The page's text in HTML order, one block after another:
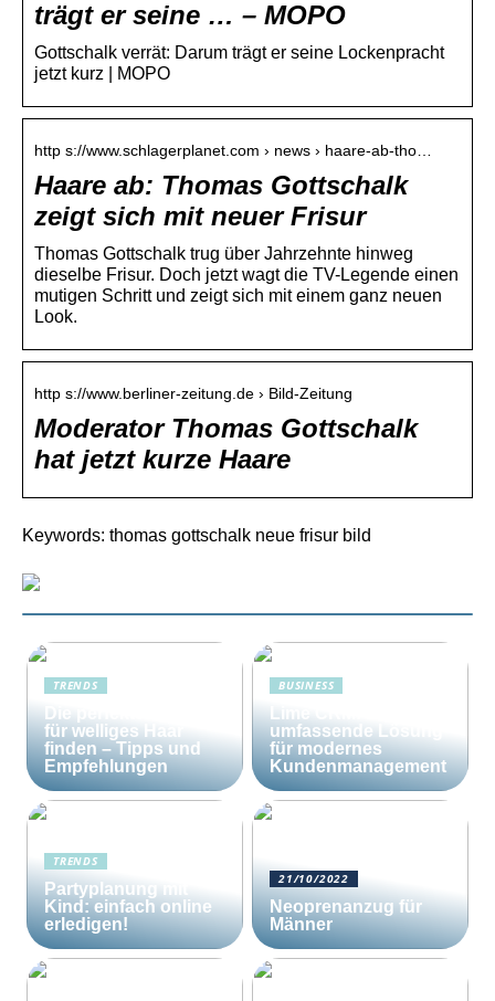
trägt er seine … – MOPO
Gottschalk verrät: Darum trägt er seine Lockenpracht
jetzt kurz | MOPO
http s://www.schlagerplanet.com › news › haare-ab-tho…
Haare ab: Thomas Gottschalk
zeigt sich mit neuer Frisur
Thomas Gottschalk trug über Jahrzehnte hinweg
dieselbe Frisur. Doch jetzt wagt die TV-Legende einen
mutigen Schritt und zeigt sich mit einem ganz neuen
Look.
http s://www.berliner-zeitung.de › Bild-Zeitung
Moderator Thomas Gottschalk
hat jetzt kurze Haare
Keywords: thomas gottschalk neue frisur bild
TRENDS
Die perfekte Bürste
für welliges Haar
finden – Tipps und
Empfehlungen
BUSINESS
Lime CRM: Die
umfassende Lösung
für modernes
Kundenmanagement
TRENDS
Partyplanung mit
Kind: einfach online
erledigen!
21/10/2022
Neoprenanzug für
Männer